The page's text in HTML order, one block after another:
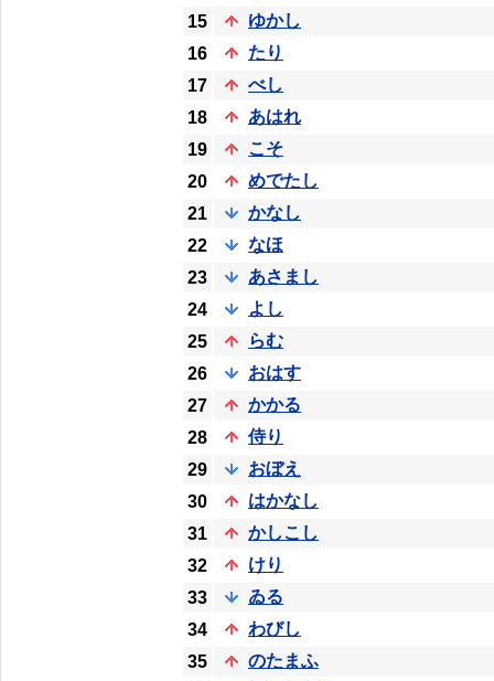
15
ゆかし
16
たり
17
べし
18
あはれ
19
こそ
20
めでたし
21
かなし
22
なほ
23
あさまし
24
よし
25
らむ
26
おはす
27
かかる
28
侍り
29
おぼえ
30
はかなし
31
かしこし
32
けり
33
ゐる
34
わびし
35
のたまふ